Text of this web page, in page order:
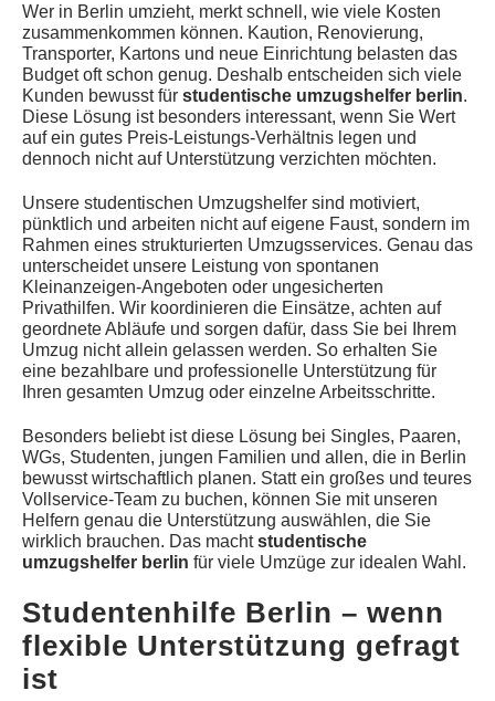
Wer in Berlin umzieht, merkt schnell, wie viele Kosten
zusammenkommen können. Kaution, Renovierung,
Transporter, Kartons und neue Einrichtung belasten das
Budget oft schon genug. Deshalb entscheiden sich viele
Kunden bewusst für studentische umzugshelfer berlin.
Diese Lösung ist besonders interessant, wenn Sie Wert
auf ein gutes Preis-Leistungs-Verhältnis legen und
dennoch nicht auf Unterstützung verzichten möchten.
Unsere studentischen Umzugshelfer sind motiviert,
pünktlich und arbeiten nicht auf eigene Faust, sondern im
Rahmen eines strukturierten Umzugsservices. Genau das
unterscheidet unsere Leistung von spontanen
Kleinanzeigen-Angeboten oder ungesicherten
Privathilfen. Wir koordinieren die Einsätze, achten auf
geordnete Abläufe und sorgen dafür, dass Sie bei Ihrem
Umzug nicht allein gelassen werden. So erhalten Sie
eine bezahlbare und professionelle Unterstützung für
Ihren gesamten Umzug oder einzelne Arbeitsschritte.
Besonders beliebt ist diese Lösung bei Singles, Paaren,
WGs, Studenten, jungen Familien und allen, die in Berlin
bewusst wirtschaftlich planen. Statt ein großes und teures
Vollservice-Team zu buchen, können Sie mit unseren
Helfern genau die Unterstützung auswählen, die Sie
wirklich brauchen. Das machtstudentische
umzugshelfer berlin für viele Umzüge zur idealen Wahl.
Studentenhilfe Berlin – wenn
flexible Unterstützung gefragt
ist